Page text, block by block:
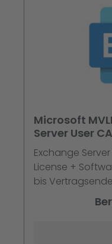
Microsoft
Server User
Software
Exchange
License +
bis Vertragsende